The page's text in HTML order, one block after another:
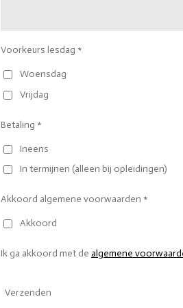
Voorkeurs lesdag *
Woensdag
Vrijdag
Betaling *
Ineens
In termijnen (alleen bij opleidingen)
Akkoord algemene voorwaarden *
Akkoord
Ik ga akkoord met de algemene
Verzenden